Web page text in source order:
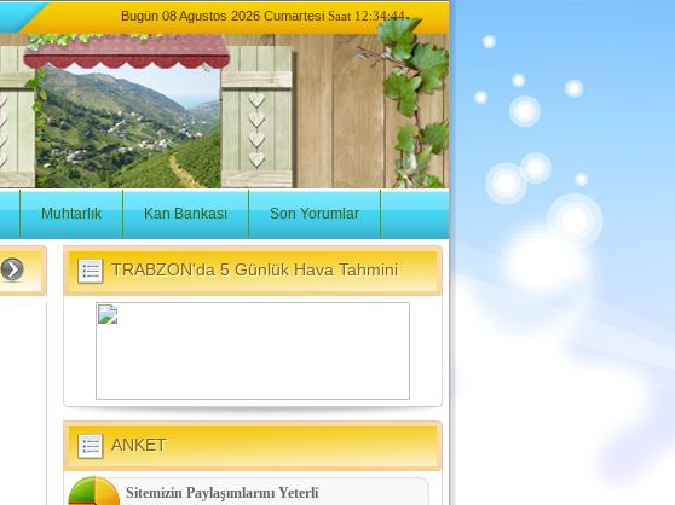
Bugün 08 Agustos 2026 Cumartesi Saat 12:34:44
Muhtarlık Kan Bankası Son Yorumlar
TRABZON'da 5 Günlük Hava Tahmini
ANKET
Sitemizin Paylaşımlarını Yeterli